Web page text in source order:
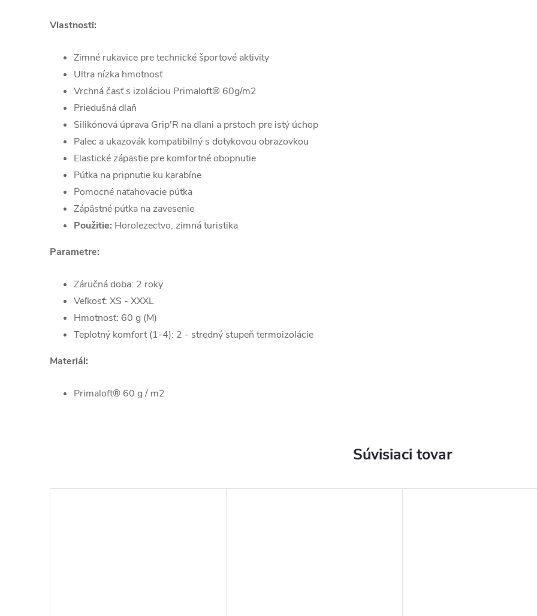
Vlastnosti:
Zimné rukavice pre technické športové aktivity
Ultra nízka hmotnosť
Vrchná časť s izoláciou Primaloft® 60g/m2
Priedušná dlaň
Silikónová úprava Grip'R na dlani a prstoch pre istý úchop
Palec a ukazovák kompatibilný s dotykovou obrazovkou
Elastické zápästie pre komfortné obopnutie
Pútka na pripnutie ku karabíne
Pomocné naťahovacie pútka
Zápästné pútka na zavesenie
Použitie: Horolezectvo, zimná turistika
Parametre:
Záručná doba: 2 roky
Veľkosť: XS - XXXL
Hmotnosť: 60 g (M)
Teplotný komfort (1-4): 2 - stredný stupeň termoizolácie
Materiál:
Primaloft® 60 g / m2
Súvisiaci tovar